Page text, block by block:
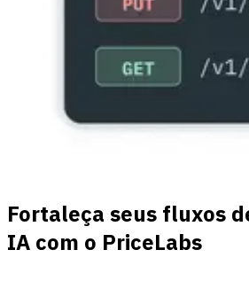
Fortaleça seus fluxos
IA com o PriceLabs